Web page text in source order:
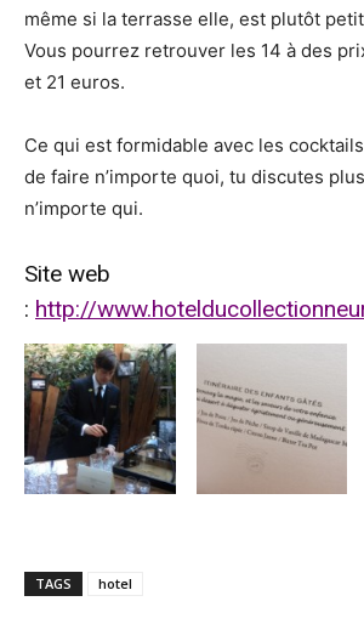
même si la terrasse elle, est plutôt
Vous pourrez retrouver les 14 à des
et 21 euros.
Ce qui est formidable avec les
de faire n’importe quoi, tu discutes
n’importe qui.
Site web
: http://
TAGS hotel